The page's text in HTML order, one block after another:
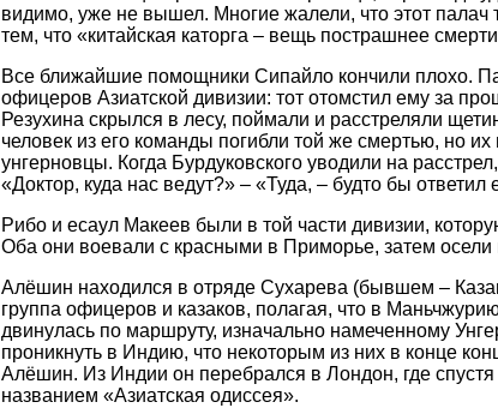
видимо, уже не вышел. Многие жалели, что этот палач
тем, что «китайская каторга – вещь пострашнее
Все ближайшие помощники Сипайло кончили плохо.
офицеров Азиатской дивизии: тот отомстил ему за
Резухина скрылся в лесу, поймали и расстреляли
человек из его команды погибли той же смертью, но
унгерновцы. Когда Бурдуковского уводили на
«Доктор, куда нас ведут?» – «Туда, – будто бы
Рибо и есаул Макеев были в той части дивизии,
Оба они воевали с красными в Приморье, затем осели
Алёшин находился в отряде Сухарева (бывшем –
группа офицеров и казаков, полагая, что в
двинулась по маршруту, изначально намеченному
проникнуть в Индию, что некоторым из них в конце
Алёшин. Из Индии он перебрался в Лондон, где спустя
названием «Азиатская одиссея».